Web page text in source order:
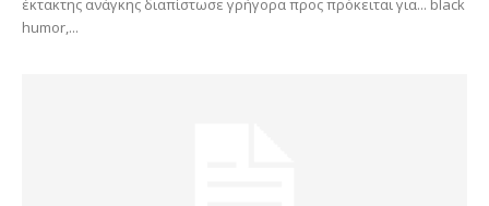
έκτακτης ανάγκης διαπίστωσε γρήγορα προς πρόκειται για... black
humor,...